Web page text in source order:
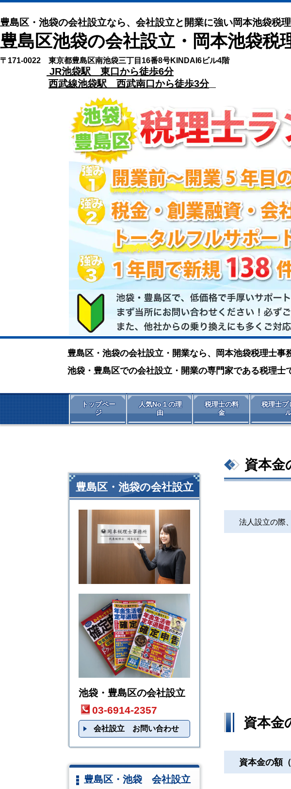
豊島区・池袋の会社設立なら、会社設立と開業に強い岡本池袋税
豊島区池袋の会社設立・岡本池袋税
〒171-0022 東京都豊島区南池袋三丁目16番8号KINDAI6ビル4階
JR池袋駅 東口から徒歩6分
西武線池袋駅 西武南口から徒歩3分
豊島区・ 池袋の会社設立・開業なら、岡本池袋税理士事
池袋・豊島区での会社設立・開業の専門家である税理士
トップペー
ジ
人気No１の理
由
税理士の料
金
税理士プ
資本金
法人設立の際、
資本金
資本金の額
豊島区・池袋の会社設立
池袋・豊島区の会社設立
03-6914-2357
会社設立 お問い合わせ
豊島区・池袋 会社設立